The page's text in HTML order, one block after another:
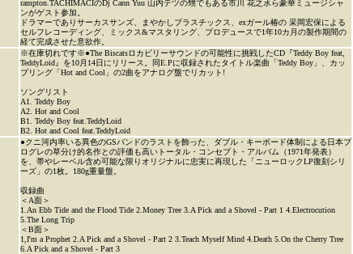
rampton.TACHIMACIのDj Cann Yuu 山内テツの甥でもある市川 花之氶ら豪華ミュージシャ
ンがゲスト参加。
ドラマーでありサーカスサンズ、まやかしプラスチックス、exガール椿の 采岡宏保による
セルフレコーディング、ミックス&マスタリング、プロデュースで1年10カ月の製作期間の
経て完成させた意欲作。
※在庫切れです※●The Biscatsロカビリーサウンドの可能性に挑戦したCD『Teddy Boy feat,
TeddyLoid』を10月14日にリリース。同E.Pに収録されたタイトル楽曲「Teddy Boy」、カッ
プリング「Hot and Cool」の2曲をアナログ盤でリカット!
ソングリスト
A1. Teddy Boy
A2. Hot and Cool
B1. Teddy Boy feat.TeddyLoid
B2. Hot and Cool feat.TeddyLoid
●クニ河内率いる異色のGSバンドのラストを飾った、ダブル・キーボード体制による日本プ
ログレの草分け的名作との評価も高いトータル・コンセプト・アルバム（1971年発表）
を、帯やレーベル含め可能な限りオリジナルに忠実に再現した「ニューロックLP復刻シリ
ーズ」の1枚。180g重量盤。
収録曲
＜A面＞
1.An Ebb Tide and the Flood Tide 2.Money Tree 3.A Pick and a Shovel - Part 1 4.Electrocution
5.The Long Trip
＜B面＞
1,I'm a Prophet 2.A Pick and a Shovel - Part 2 3.Teach Myself Mind 4.Death 5.On the Cherry Tree
6.A Pick and a Shovel - Part 3